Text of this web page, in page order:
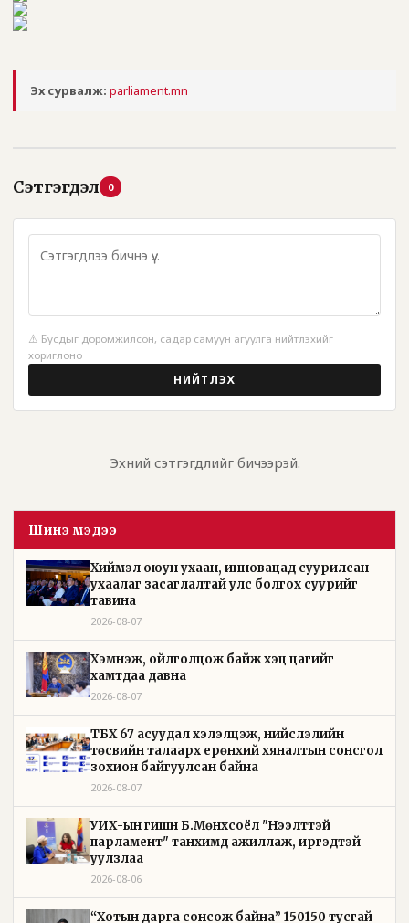
Эх сурвалж: parliament.mn
Сэтгэгдэл 0
⚠️ Бусдыг доромжилсон, садар самуун агуулга нийтлэхийг
хориглоно
НИЙТЛЭХ
Эхний сэтгэгдлийг бичээрэй.
Шинэ мэдээ
Хиймэл оюун ухаан, инновацад суурилсан
ухаалаг засаглалтай улс болгох суурийг
тавина
2026-08-07
Хэмнэж, ойлголцож байж хэцүү цагийг
хамтдаа давна
2026-08-07
ТБХ 67 асуудал хэлэлцэж, нийслэлийн
төсвийн талаарх ерөнхий хяналтын сонсгол
зохион байгуулсан байна
2026-08-07
УИХ-ын гишүүн Б.Мөнхсоёл "Нээлттэй
парламент" танхимд ажиллаж, иргэдтэй
уулзлаа
2026-08-06
“Хотын дарга сонсож байна” 150150 тусгай